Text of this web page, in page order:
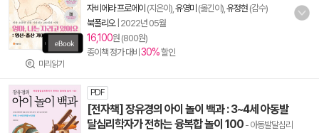
미리읽기
자비에라 프로에이 (지은이), 유영미 (옮긴이), 유정현 (감수)
북폴리오| 2022년 05월
16,100원 (800원)
종이책 정가 대비 30%할인
PDF
[전자책] 장유경의 아이 놀이 백과 : 3~4세 아동발
달심리학자가 전하는 융복합 놀이 100 - 아동발달심리